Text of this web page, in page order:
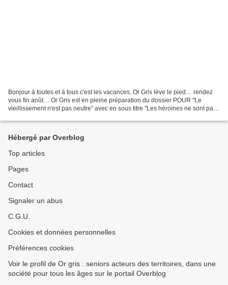
Bonjour à toutes et à tous c'est les vacances, Or Gris lève le pied… rendez
vous fin août… Or Gris est en pleine préparation du dossier POUR "Le
vieillissement n'est pas neutre" avec en sous titre "Les héroïnes ne sont pas
Hébergé par Overblog
Top articles
Pages
Contact
Signaler un abus
C.G.U.
Cookies et données personnelles
Préférences cookies
Voir le profil de Or gris : seniors acteurs des territoires, dans une
société pour tous les âges sur le portail Overblog